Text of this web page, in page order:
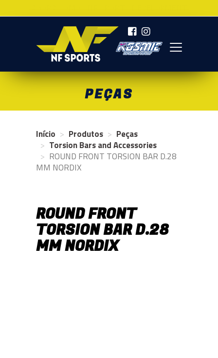
NF
PEÇAS
Início Produtos
Peças
Torsion Bars and Accessories
ROUND FRONT TORSION BAR D.28
MM NORDIX
ROUND FRONT
TORSION BAR D.28
MM NORDIX